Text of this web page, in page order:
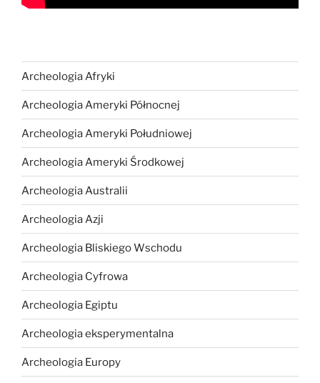
Archeologia Afryki
Archeologia Ameryki Północnej
Archeologia Ameryki Południowej
Archeologia Ameryki Środkowej
Archeologia Australii
Archeologia Azji
Archeologia Bliskiego Wschodu
Archeologia Cyfrowa
Archeologia Egiptu
Archeologia eksperymentalna
Archeologia Europy